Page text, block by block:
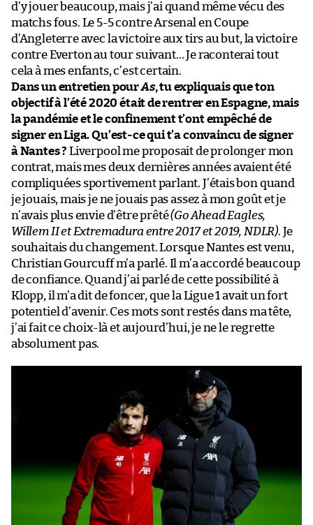
d’y jouer beaucoup, mais j’ai quand même vécu des
matchs fous. Le 5-5 contre Arsenal en Coupe
d’Angleterre avec la victoire aux tirs au but, la victoire
contre Everton au tour suivant… Je raconterai tout
cela à mes enfants, c’est certain.
Dans un entretien pourAs, tu expliquais que ton
objectif à l’été 2020 était de rentrer en Espagne, mais
la pandémie et le confinement t’ont empêché de
signer en Liga. Qu’est-ce qui t’a convaincu de signer
à Nantes ? Liverpool me proposait de prolonger mon
contrat, mais mes deux dernières années avaient été
compliquées sportivement parlant. J’étais bon quand
je jouais, mais je ne jouais pas assez à mon goût et je
n’avais plus envie d’être prêté(Go Ahead Eagles,
Willem II et Extremadura entre 2017 et 2019, NDLR). Je
souhaitais du changement. Lorsque Nantes est venu,
Christian Gourcuff m’a parlé. Il m’a accordé beaucoup
de confiance. Quand j’ai parlé de cette possibilité à
Klopp, il m’a dit de foncer, que la Ligue 1 avait un fort
potentiel d’avenir. Ces mots sont restés dans ma tête,
j’ai fait ce choix-là et aujourd’hui, je ne le regrette
absolument pas.